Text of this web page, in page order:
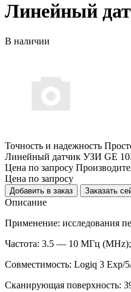
Линейный
В наличии
Точность и надежность
Линейный датчик УЗИ GE
Цена по запросу
Цена по запросу
Добавить в заказ Заказать
Описание
Применение: исследования
Частота: 3.5 — 10 МГц (MHz);
Совместимость: Logiq 3 Exp/
Сканирующая поверхность: